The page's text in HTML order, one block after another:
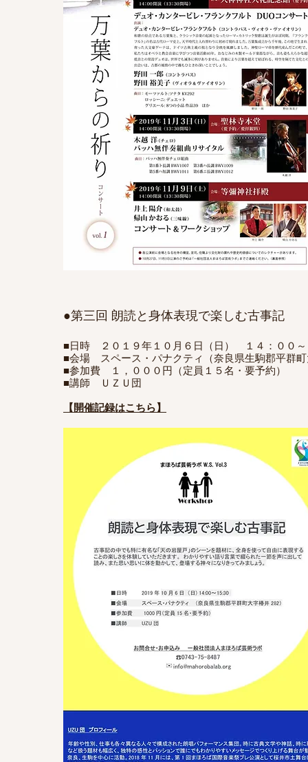
●第三回 朗読と身体表現で楽しむ古事記
■日時 ２０１９年１０月６日（日） １４：００～
■会場 スペース・パナクティ（奈良県生駒郡平群
■参加費 １，０００円（定員１５名・要予約）
■講師 ＵＺＵ団
【開催記録はこちら】​